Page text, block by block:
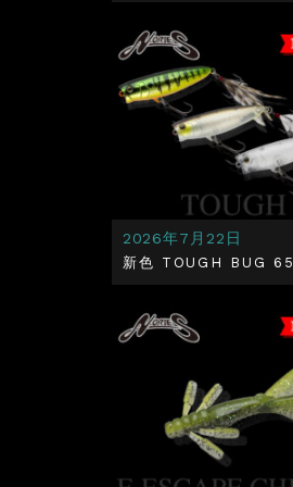
2026年7月22日
新色 TOUGH BUG 65